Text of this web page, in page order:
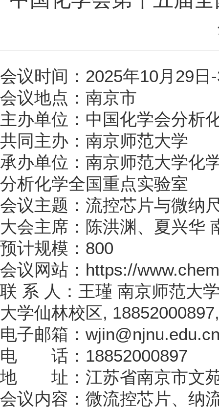
会议时间：2025年10月29日
会议地点：南京市
主办单位：中国化学会分析
共同主办：南京师范大学
承办单位：南京师范大学化
分析化学全国重点实验室
会议主题：流控芯片与微纳
大会主席：陈洪渊、夏兴华
预计规模：800
会议网站：https://
联 系 人：王瑾 南京师范大
大学仙林校区,
电子邮箱：
电 话：18852000897
地 址：江苏省南京市文苑
会议内容：微流控芯片、纳